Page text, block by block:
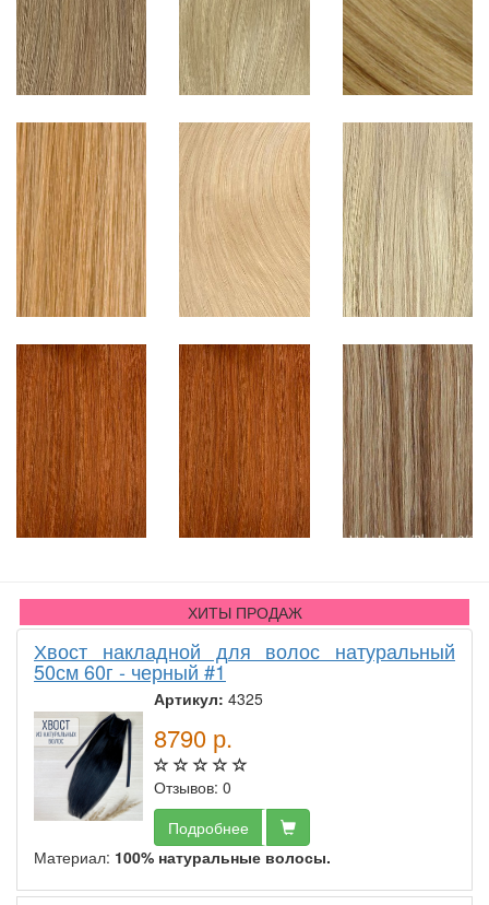
ХИТЫ ПРОДАЖ
Хвост накладной для волос натуральный
50см 60г - черный #1
Артикул: 4325
8790 р.
Отзывов: 0
Подробнее
Материал: 100% натуральные волосы.